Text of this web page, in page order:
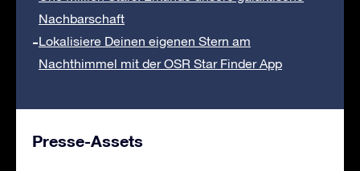
Nachbarschaft
Lokalisiere Deinen eigenen Stern am
Nachthimmel mit der OSR Star Finder App
Presse-Assets